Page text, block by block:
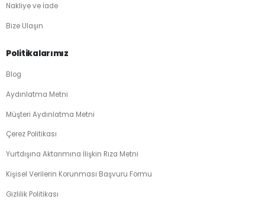
Nakliye ve İade
Bize Ulaşın
Politikalarımız
Blog
Aydınlatma Metni
Müşteri Aydınlatma Metni
Çerez Politikası
Yurtdışına Aktarımına İlişkin Rıza Metni
Kişisel Verilerin Korunması Başvuru Formu
Gizlilik Politikası